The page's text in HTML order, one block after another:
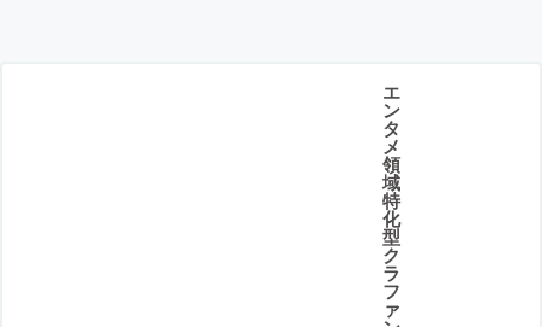
エ
ン
タ
メ
領
域
特
化
型
ク
ラ
フ
ァ